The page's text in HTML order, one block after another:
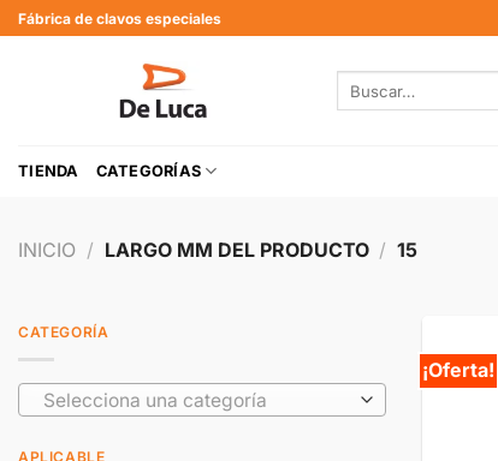
Fábrica de clavos especiales
TIENDA CATEGORÍAS
INICIO / LARGO MM DEL PRODUCTO / 15
CATEGORÍA
Selecciona una categoría
APLICABLE
¡Oferta!